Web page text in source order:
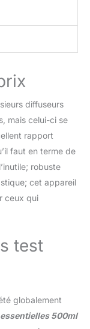
est
qui
de
de la
d'être
-
et une
Le
du
du bois
diffuseurs
mais celui-ci se
rapport
faut en terme de
robuste
cet appareil
ceux qui
test
globalement
500ml